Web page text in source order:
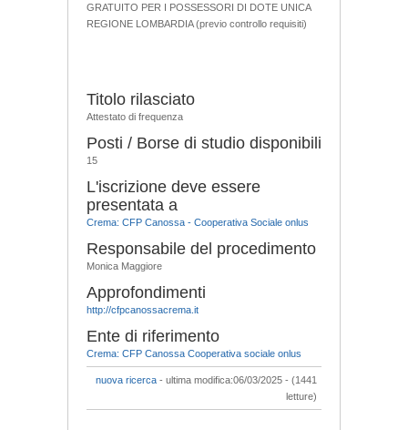
GRATUITO PER I POSSESSORI DI DOTE UNICA
REGIONE LOMBARDIA (previo controllo requisiti)
Titolo rilasciato
Attestato di frequenza
Posti / Borse di studio disponibili
15
L'iscrizione deve essere
presentata a
Crema: CFP Canossa - Cooperativa Sociale onlus
Responsabile del procedimento
Monica Maggiore
Approfondimenti
http://cfpcanossacrema.it
Ente di riferimento
Crema: CFP Canossa Cooperativa sociale onlus
nuova ricerca - ultima modifica:06/03/2025 - (1441
letture)